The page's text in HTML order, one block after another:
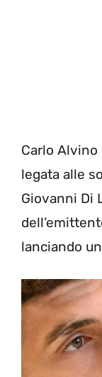
Carlo
legata alle
Giovanni Di
lanciando